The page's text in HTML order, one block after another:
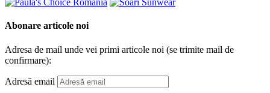
Abonare articole noi
Adresa de mail unde vei primi articole noi (se trimite mail de
confirmare):
Adresă email